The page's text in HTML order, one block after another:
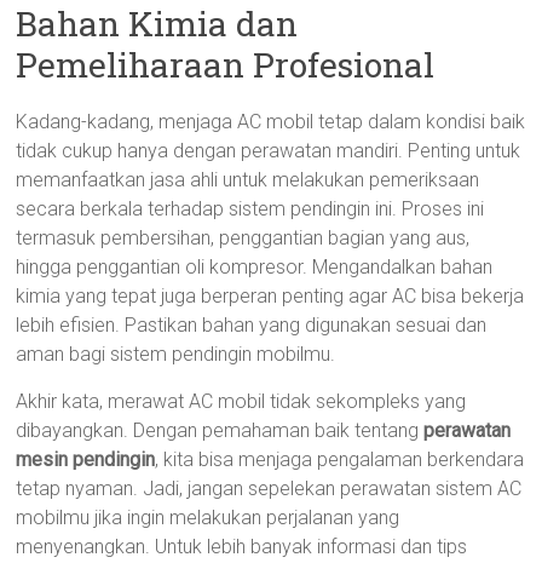
Bahan Kimia dan
Pemeliharaan Profesional
Kadang-kadang, menjaga AC mobil tetap dalam kondisi baik
tidak cukup hanya dengan perawatan mandiri. Penting untuk
memanfaatkan jasa ahli untuk melakukan pemeriksaan
secara berkala terhadap sistem pendingin ini. Proses ini
termasuk pembersihan, penggantian bagian yang aus,
hingga penggantian oli kompresor. Mengandalkan bahan
kimia yang tepat juga berperan penting agar AC bisa bekerja
lebih efisien. Pastikan bahan yang digunakan sesuai dan
aman bagi sistem pendingin mobilmu.
Akhir kata, merawat AC mobil tidak sekompleks yang
dibayangkan. Dengan pemahaman baik tentangperawatan
mesin pendingin, kita bisa menjaga pengalaman berkendara
tetap nyaman. Jadi, jangan sepelekan perawatan sistem AC
mobilmu jika ingin melakukan perjalanan yang
menyenangkan. Untuk lebih banyak informasi dan tips